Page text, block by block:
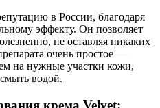
в России, благодаря
эффекту. Он позволяет
не оставляя никаких
очень простое —
на нужные участки кожи,
водой.
крема Velvet: